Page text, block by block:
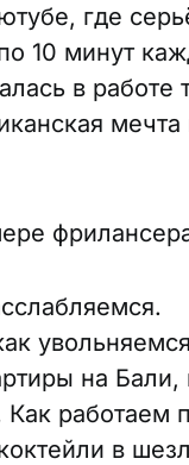
где
10 минут
в
мечта
на
работаем
в